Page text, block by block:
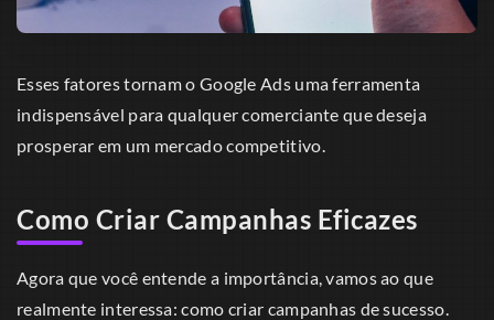
Esses fatores tornam o Google Ads uma ferramenta
indispensável para qualquer comerciante que deseja
prosperar em um mercado competitivo.
Como Criar Campanhas Eficazes
Agora que você entende a importância, vamos ao que
realmente interessa: como criar campanhas de sucesso.